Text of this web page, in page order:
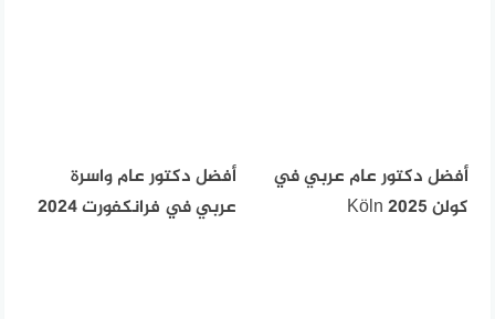
أفضل دكتور عام عربي في
كولن Köln 2025
أفضل دكتور عام واسرة
عربي في فرانكفورت 2024